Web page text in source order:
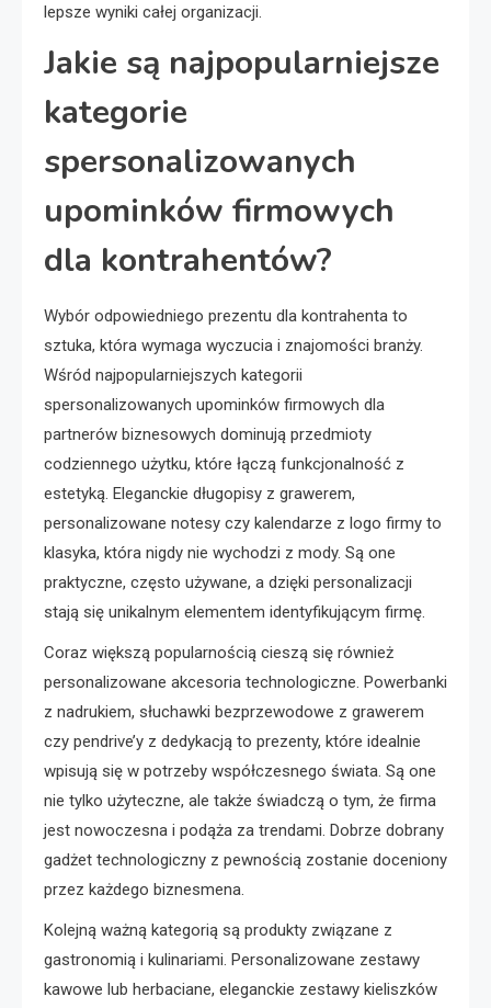
lepsze wyniki całej organizacji.
Jakie są najpopularniejsze
kategorie
spersonalizowanych
upominków firmowych
dla kontrahentów?
Wybór odpowiedniego prezentu dla kontrahenta to
sztuka, która wymaga wyczucia i znajomości branży.
Wśród najpopularniejszych kategorii
spersonalizowanych upominków firmowych dla
partnerów biznesowych dominują przedmioty
codziennego użytku, które łączą funkcjonalność z
estetyką. Eleganckie długopisy z grawerem,
personalizowane notesy czy kalendarze z logo firmy to
klasyka, która nigdy nie wychodzi z mody. Są one
praktyczne, często używane, a dzięki personalizacji
stają się unikalnym elementem identyfikującym firmę.
Coraz większą popularnością cieszą się również
personalizowane akcesoria technologiczne. Powerbanki
z nadrukiem, słuchawki bezprzewodowe z grawerem
czy pendrive’y z dedykacją to prezenty, które idealnie
wpisują się w potrzeby współczesnego świata. Są one
nie tylko użyteczne, ale także świadczą o tym, że firma
jest nowoczesna i podąża za trendami. Dobrze dobrany
gadżet technologiczny z pewnością zostanie doceniony
przez każdego biznesmena.
Kolejną ważną kategorią są produkty związane z
gastronomią i kulinariami. Personalizowane zestawy
kawowe lub herbaciane, eleganckie zestawy kieliszków